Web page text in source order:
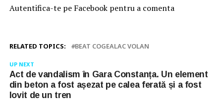
Autentifica-te pe Facebook pentru a comenta
RELATED TOPICS: BEAT COGEALAC VOLAN
UP NEXT
Act de vandalism în Gara Constanța. Un element
din beton a fost așezat pe calea ferată și a fost
lovit de un tren